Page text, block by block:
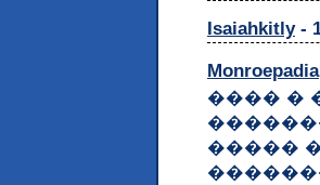
Isaiahkitly-
Monroepadia
���� �
�����